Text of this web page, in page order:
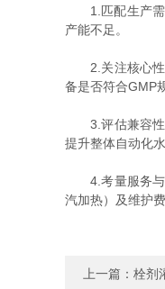
1.匹配生产需求
产能不足。
2.关注核心性能
备是否符合GMP
3.评估兼容性与
提升整体自动化水
4.考量服务与
汽加热）及维护
上一篇： 栓剂